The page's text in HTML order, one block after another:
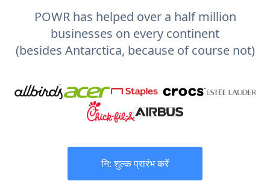
POWR has helped over a half million
businesses on every continent
(besides Antarctica, because of course not)
नि: शुल्क प्रारंभ करें